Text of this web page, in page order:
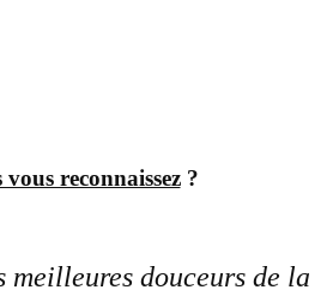
vous reconnaissez?
meilleures douceurs de la